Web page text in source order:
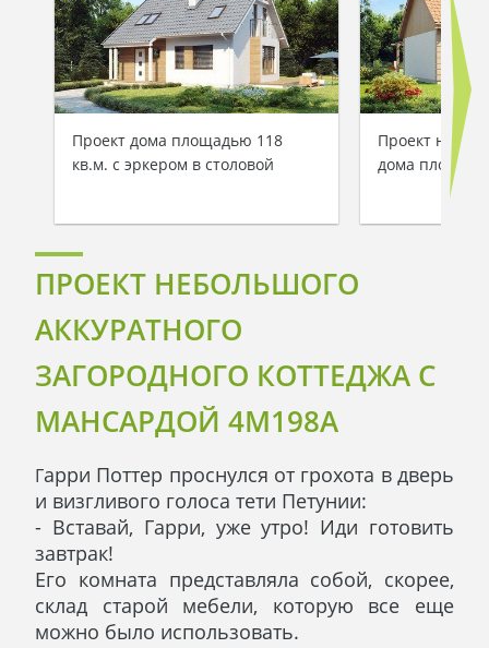
Проект дома площадью 118
кв.м. с эркером в столовой
Проект
дома
ПРОЕКТ НЕБОЛЬШОГО
АККУРАТНОГО
ЗАГОРОДНОГО КОТТЕДЖА С
МАНСАРДОЙ 4M198A
Гарри Поттер проснулся от грохота в дверь
и визгливого голоса тети Петунии:
- Вставай, Гарри, уже утро! Иди готовить
завтрак!
Его комната представляла собой, скорее,
склад старой мебели, которую все еще
можно было использовать.